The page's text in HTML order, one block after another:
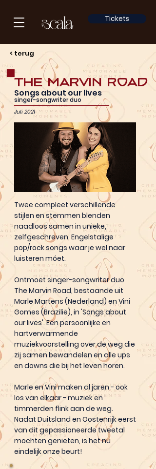
Tickets
< terug
The Marvin Road
Songs about our lives
singer-songwriter duo
Juli 2021
Twee compleet verschillende
stijlen en stemmen blenden
naadloos samen in unieke,
zelfgeschreven, Engelstalige
pop/rock songs waar je wel naar
luisteren móet.
Ontmoet singer-songwriter duo
The Marvin Road, bestaande uit
Marle Martens (Nederland) en Vini
Gomes (Brazilië), in 'Songs about
our lives'. Een persoonlijke en
hartverwarmende
muziekvoorstelling over de weg die
zij samen bewandelen en alle ups
en downs die bij het leven horen.
Marle en Vini maken al jaren - ook
los van elkaar - muziek en
timmerden flink aan de weg.
Nadat Duitsland en Oostenrijk eerst
van dit gepassioneerde tweetal
mochten genieten, is het nu
eindelijk onze beurt!